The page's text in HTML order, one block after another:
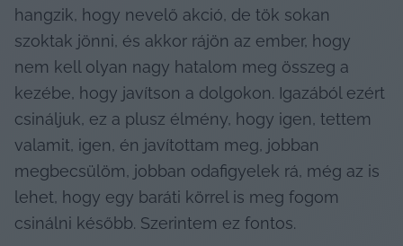
hangzik, hogy nevelő akció, de tök sokan
szoktak jönni, és akkor rájön az ember, hogy
nem kell olyan nagy hatalom meg összeg a
kezébe, hogy javítson a dolgokon. Igazából ezért
csináljuk, ez a plusz élmény, hogy igen, tettem
valamit, igen, én javítottam meg, jobban
megbecsülöm, jobban odafigyelek rá, még az is
lehet, hogy egy baráti körrel is meg fogom
csinálni később. Szerintem ez fontos.